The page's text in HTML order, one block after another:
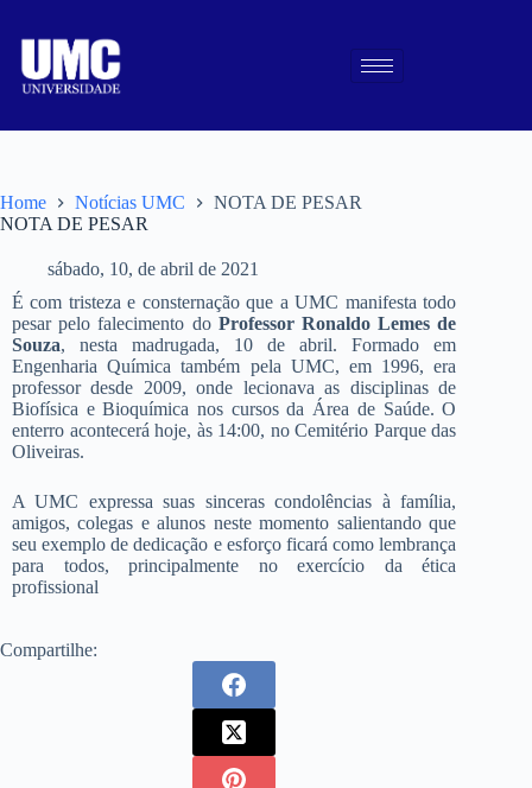
Home Notícias UMC
NOTA DE PESAR
NOTA DE PESAR
sábado, 10, de abril de 2021
É com tristeza e consternação que a UMC manifesta todo
pesar pelo falecimento do Professor Ronaldo Lemes de
Souza, nesta madrugada, 10 de abril. Formado em
Engenharia Química também pela UMC, em 1996, era
professor desde 2009, onde lecionava as disciplinas de
Biofísica e Bioquímica nos cursos da Área de Saúde. O
enterro acontecerá hoje, às 14:00, no Cemitério Parque das
Oliveiras.
A UMC expressa suas sinceras condolências à família,
amigos, colegas e alunos neste momento salientando que
seu exemplo de dedicação e esforço ficará como lembrança
para todos, principalmente no exercício da ética
profissional
Compartilhe: